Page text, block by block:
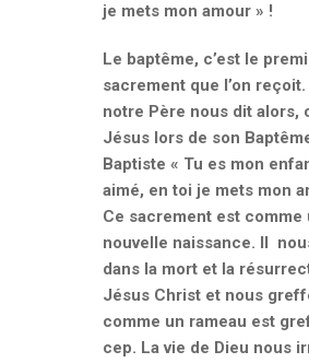
je mets mon amour » !
Le baptême, c’est le
sacrement que l’on reçoit.
notre Père nous dit alors,
Jésus lors de son
Baptiste « Tu es mon
aimé, en toi je mets mon
Ce sacrement est comme
nouvelle naissance. Il
dans la mort et la
Jésus Christ et nous
comme un rameau est
cep. La vie de Dieu nous